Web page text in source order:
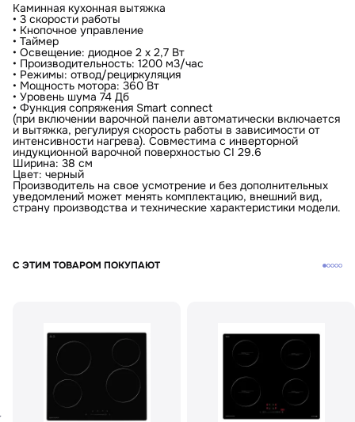
Каминная кухонная вытяжка
• 3 скорости работы
• Кнопочное управление
• Таймер
• Освещение: диодное 2 х 2,7 Вт
• Производительность: 1200 м3/час
• Режимы: отвод/рециркуляция
• Мощность мотора: 360 Вт
• Уровень шума 74 Дб
• Функция сопряжения Smart connect
(при включении варочной панели автоматически включается
и вытяжка, регулируя скорость работы в зависимости от
интенсивности нагрева). Совместима с инверторной
индукционной варочной поверхностью CI 29.6
Ширина: 38 см
Цвет: черный
Производитель на свое усмотрение и без дополнительных
уведомлений может менять комплектацию, внешний вид,
страну производства и технические характеристики модели.
С ЭТИМ ТОВАРОМ ПОКУПАЮТ